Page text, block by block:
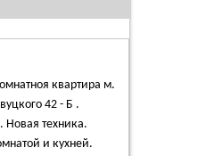
квартира м.
42 - Б .
Новая техника.
и кухней.